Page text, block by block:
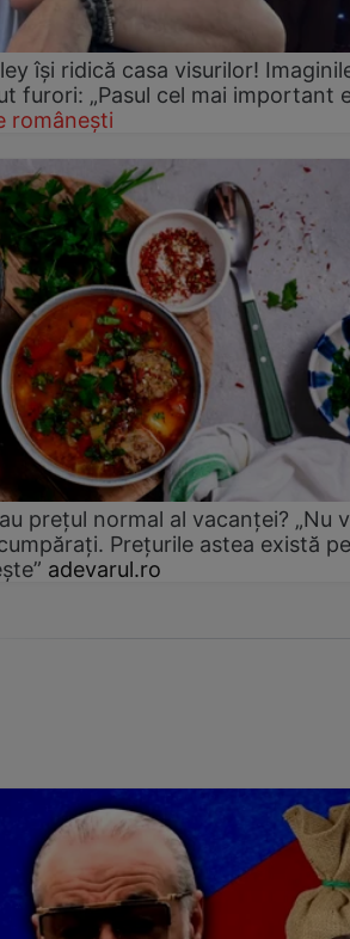
își ridică casa visurilor!
furori: „Pasul cel mai important
românești
prețul normal al vacanței? „Nu
Prețurile astea există
adevarul.ro